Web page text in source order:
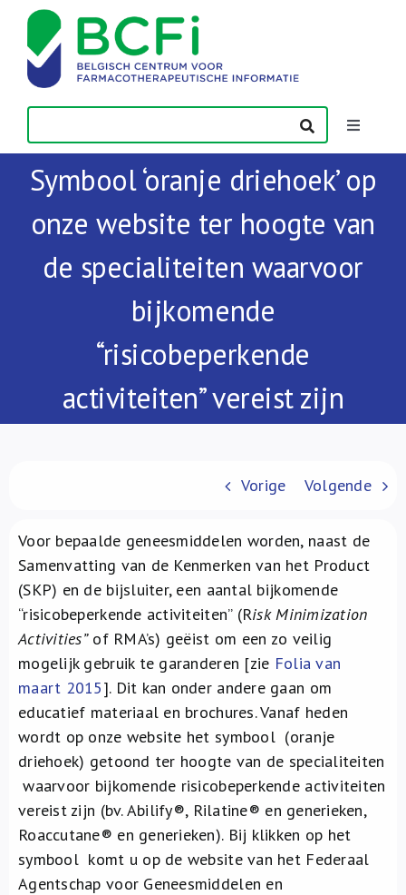
content
Toggle
Nieuws
Publicaties
Over ons
Symbool ‘oranje driehoek’ op
onze website ter hoogte van
de specialiteiten waarvoor
bijkomende
“risicobeperkende
activiteiten” vereist zijn
Vorige Volgende
Voor bepaalde geneesmiddelen worden, naast de
Samenvatting van de Kenmerken van het Product
(SKP) en de bijsluiter, een aantal bijkomende
“risicobeperkende activiteiten” (Risk Minimization
Activities”of RMA’s) geëist om een zo veilig
mogelijk gebruik te garanderen [zie Folia van
maart 2015]. Dit kan onder andere gaan om
educatief materiaal en brochures. Vanaf heden
wordt op onze website het symbool (oranje
driehoek) getoond ter hoogte van de specialiteiten
waarvoor bijkomende risicobeperkende activiteiten
vereist zijn (bv. Abilify®, Rilatine® en generieken,
Roaccutane® en generieken). Bij klikken op het
symbool komt u op de website van het Federaal
Agentschap voor Geneesmiddelen en